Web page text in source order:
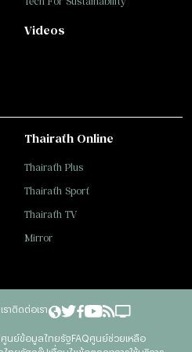
Videos
Thairath Online
Thairath Plus
Thairath Sport
Thairath TV
Mirror
าติดต่อเรา
ศูนย์ข้อมูลไทยรัฐFAQศูนย์ช่วยเหลือ